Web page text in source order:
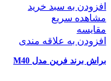
افزودن به سبد خرید
مشاهده سریع
مقایسه
افزودن به علاقه مندی
براش برند فرین مدل M40